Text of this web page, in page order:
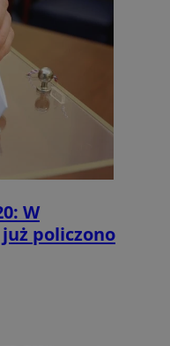
W
policzono